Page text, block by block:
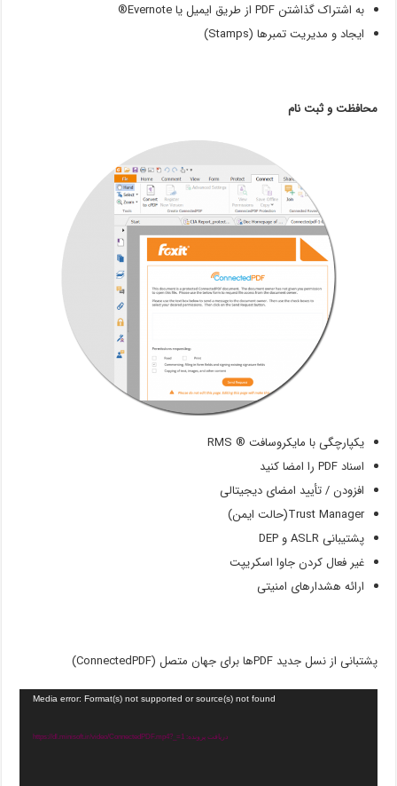
به اشتراک گذاشتن PDF از طریق ایمیل یا Evernote®
ایجاد و مدیریت تمبرها (Stamps)
محافظت و ثبت نام
یکپارچگی با مایکروسافت ® RMS
اسناد PDF را امضا کنید
افزودن / تأیید امضای دیجیتالی
Trust Manager(حالت ایمن)
پشتیبانی ASLR و DEP
غیر فعال کردن جاوا اسکریپت
ارائه هشدارهای امنیتی
پشتبانی از نسل جدید PDFها برای جهان متصل (ConnectedPDF)
Media error: Format(s) not supported or source(s) not found
دریافت پرونده: https://dl.minisoft.ir/video/ConnectedPDF.mp4?_=1